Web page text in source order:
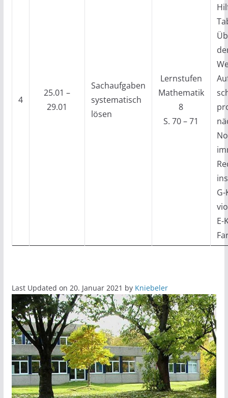
4
25.01 –
29.01
Sachaufgaben
systematisch
lösen
Lernstufen
Mathematik
8
S. 70 – 71
E-
Last Updated on 20. Januar 2021 by Kniebeler